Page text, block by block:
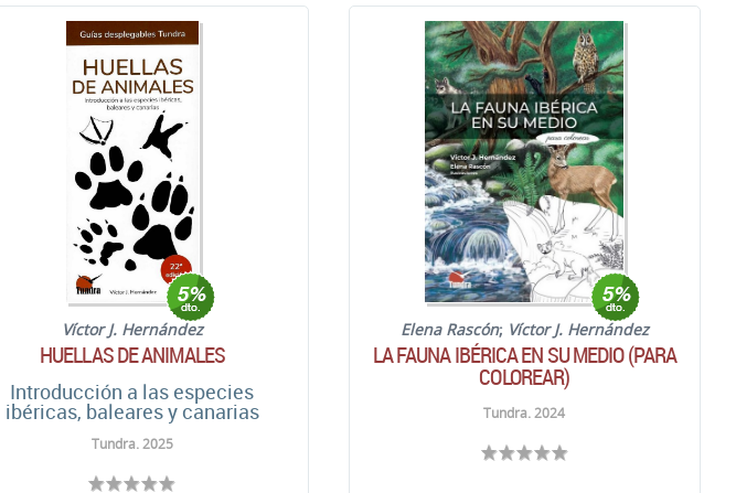
Víctor J. Hernández
HUELLAS DE ANIMALES
Introducción a las especies
ibéricas, baleares y canarias
Tundra. 2025
Elena Rascón; Víctor J. Hernández
LA FAUNA IBÉRICA EN SU MEDIO (PARA
COLOREAR)
Tundra. 2024